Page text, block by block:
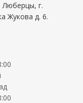
Люберцы, г.
Жукова д. 6.